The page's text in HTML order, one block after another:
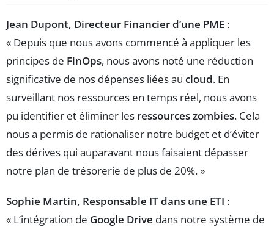
Jean Dupont, Directeur Financier d’une PME :
« Depuis que nous avons commencé à appliquer les
principes de FinOps, nous avons noté une réduction
significative de nos dépenses liées au cloud. En
surveillant nos ressources en temps réel, nous avons
pu identifier et éliminer les ressources zombies. Cela
nous a permis de rationaliser notre budget et d’éviter
des dérives qui auparavant nous faisaient dépasser
notre plan de trésorerie de plus de 20%. »
Sophie Martin, Responsable IT dans une ETI :
« L’intégration de Google Drive dans notre système de